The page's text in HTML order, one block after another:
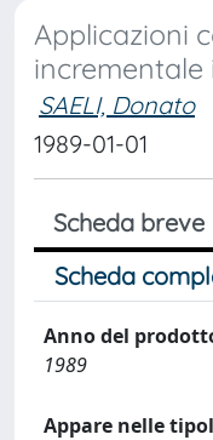
Applicazioni
incrementale
SAELI, Donato
1989-01-01
Scheda breve
Scheda
Anno del
1989
Appare nelle